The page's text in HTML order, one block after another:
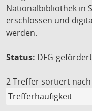
Nationalbibliothek in
erschlossen und
werden.
Status: DFG-
2 Treffer sortiert nach